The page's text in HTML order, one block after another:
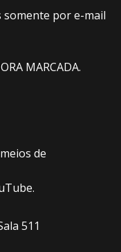
somente por e-mail
MARCADA.
de
511